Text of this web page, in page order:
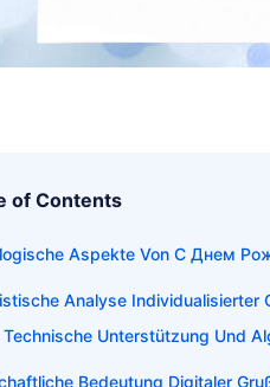
of Contents
Aspekte Von С Днем
Analyse Individualisierter
Technische Unterstützung Und
Bedeutung Digitaler